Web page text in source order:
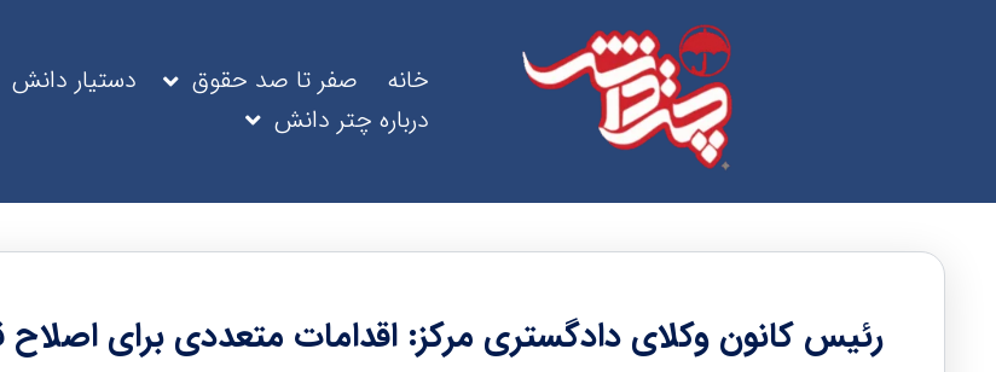
خانه صفر تا صد حقوق دستیار دانش
درباره چتر دانش
رئیس کانون وکلای دادگستری مرکز: اقدامات متعددی برای